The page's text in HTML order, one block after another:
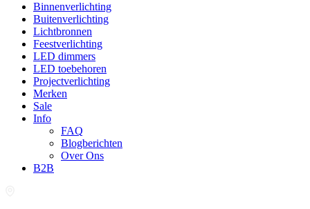
Binnenverlichting
Buitenverlichting
Lichtbronnen
Feestverlichting
LED dimmers
LED toebehoren
Projectverlichting
Merken
Sale
Info
FAQ
Blogberichten
Over Ons
B2B